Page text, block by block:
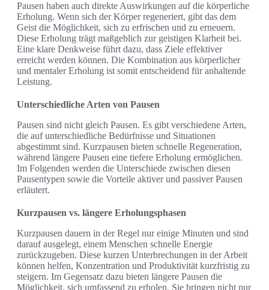
Pausen haben auch direkte Auswirkungen auf die körperliche
Erholung. Wenn sich der Körper regeneriert, gibt das dem
Geist die Möglichkeit, sich zu erfrischen und zu erneuern.
Diese Erholung trägt maßgeblich zur geistigen Klarheit bei.
Eine klare Denkweise führt dazu, dass Ziele effektiver
erreicht werden können. Die Kombination aus körperlicher
und mentaler Erholung ist somit entscheidend für anhaltende
Leistung.
Unterschiedliche Arten von Pausen
Pausen sind nicht gleich Pausen. Es gibt verschiedene Arten,
die auf unterschiedliche Bedürfnisse und Situationen
abgestimmt sind. Kurzpausen bieten schnelle Regeneration,
während längere Pausen eine tiefere Erholung ermöglichen.
Im Folgenden werden die Unterschiede zwischen diesen
Pausentypen sowie die Vorteile aktiver und passiver Pausen
erläutert.
Kurzpausen vs. längere Erholungsphasen
Kurzpausen dauern in der Regel nur einige Minuten und sind
darauf ausgelegt, einem Menschen schnelle Energie
zurückzugeben. Diese kurzen Unterbrechungen in der Arbeit
können helfen, Konzentration und Produktivität kurzfristig zu
steigern. Im Gegensatz dazu bieten längere Pausen die
Möglichkeit, sich umfassend zu erholen. Sie bringen nicht nur